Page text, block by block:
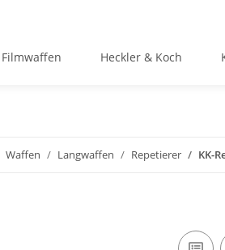
Filmwaffen Heckler & Koch
Waffen Langwaffen Repetierer KK-